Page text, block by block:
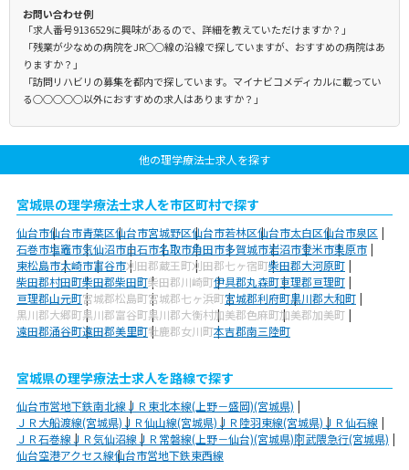
お問い合わせ例
「求人番号9136529に興味があるので、詳細を教えていただけますか？」
「残業が少なめの病院をJR○○線の沿線で探していますが、おすすめの病院はあ
りますか？」
「訪問リハビリの募集を都内で探しています。マイナビコメディカルに載ってい
る○○○○○以外におすすめの求人はありますか？」
他の理学療法士求人を探す
宮城県の理学療法士求人を市区町村で探す
仙台市仙台市青葉区仙台市宮城野区仙台市若林区仙台市太白区仙台市泉区
石巻市塩竈市気仙沼市白石市名取市角田市多賀城市岩沼市登米市栗原市
東松島市大崎市富谷市刈田郡蔵王町刈田郡七ヶ宿町柴田郡大河原町
柴田郡村田町柴田郡柴田町柴田郡川崎町伊具郡丸森町亘理郡亘理町
亘理郡山元町宮城郡松島町宮城郡七ヶ浜町宮城郡利府町黒川郡大和町
黒川郡大郷町黒川郡富谷町黒川郡大衡村加美郡色麻町加美郡加美町
遠田郡涌谷町遠田郡美里町牡鹿郡女川町本吉郡南三陸町
宮城県の理学療法士求人を路線で探す
仙台市営地下鉄南北線ＪＲ東北本線(上野－盛岡)(宮城県)
ＪＲ大船渡線(宮城県)ＪＲ仙山線(宮城県)ＪＲ陸羽東線(宮城県)ＪＲ仙石線
ＪＲ石巻線ＪＲ気仙沼線ＪＲ常磐線(上野－仙台)(宮城県)阿武隈急行(宮城県)
仙台空港アクセス線仙台市営地下鉄東西線